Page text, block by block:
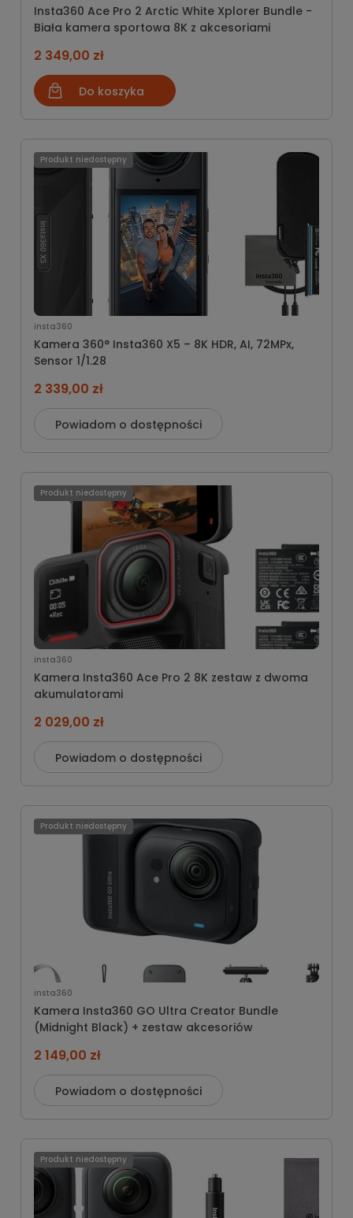
Insta360 Ace Pro 2 Arctic White Xplorer Bundle -
Biała kamera sportowa 8K z akcesoriami
2 349,00 zł
Do koszyka
insta360
Kamera 360° Insta360 X5 – 8K HDR, AI, 72MPx,
Sensor 1/1.28
2 339,00 zł
Powiadom o dostępności
Produkt niedostępny
insta360
Kamera Insta360 Ace Pro 2 8K zestaw z dwoma
akumulatorami
2 029,00 zł
Powiadom o dostępności
Produkt niedostępny
insta360
Kamera Insta360 GO Ultra Creator Bundle
(Midnight Black) + zestaw akcesoriów
2 149,00 zł
Powiadom o dostępności
Produkt niedostępny
Produkt niedostępny